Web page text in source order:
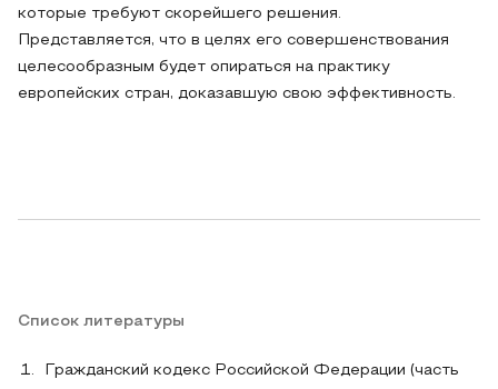
которые требуют скорейшего решения.
Представляется, что в целях его совершенствования
целесообразным будет опираться на практику
европейских стран, доказавшую свою эффективность.
Список литературы
Гражданский кодекс Российской Федерации (часть